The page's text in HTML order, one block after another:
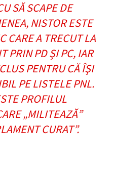
SĂ SCAPE DE
NISTOR ESTE
CARE A TRECUT LA
PRIN PD ŞI PC, IAR
PENTRU CĂ ÎŞI
PE LISTELE PNL.
PROFILUL
„MILITEAZĂ”
CURAT”.